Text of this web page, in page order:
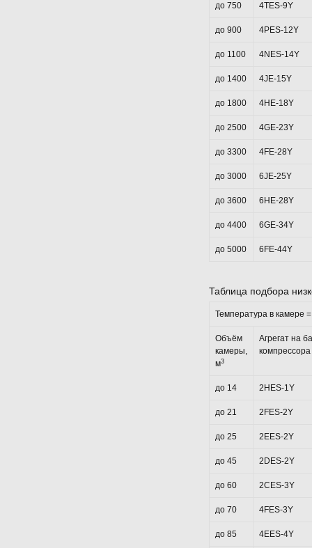
до 750 4TES-9Y
до 900 4PES-12Y
до 1100 4NES-14Y
до 1400 4JE-15Y
до 1800 4HE-18Y
до 2500 4GE-23Y
до 3300 4FE-28Y
до 3000 6JE-25Y
до 3600 6HE-28Y
до 4400 6GE-34Y
до 5000 6FE-44Y
Таблица подбора
Температура в камере
Объём
камеры,
м3
Агрегат на
компрессора
до 14 2HES-1Y
до 21 2FES-2Y
до 25 2EES-2Y
до 45 2DES-2Y
до 60 2CES-3Y
до 70 4FES-3Y
до 85 4EES-4Y